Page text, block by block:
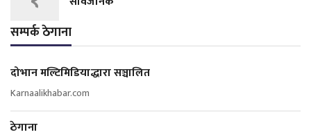
सम्पर्क ठेगाना
दोभान मल्टिमिडियाद्धारा सञ्चालित
Karnaalikhabar.com
ठेगाना